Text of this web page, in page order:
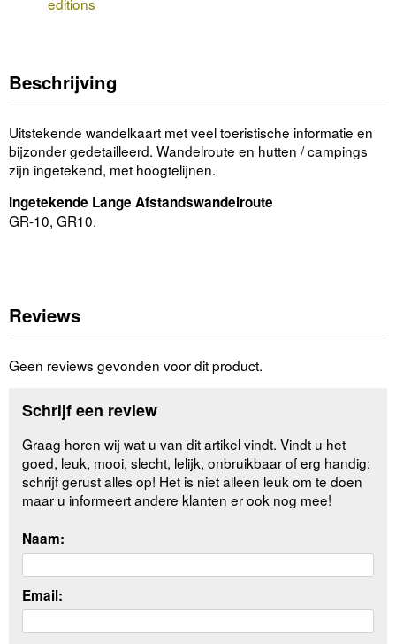
Beschrijving
Uitstekende wandelkaart met veel toeristische informatie en
bijzonder gedetailleerd. Wandelroute en hutten / campings
zijn ingetekend, met hoogtelijnen.
Ingetekende Lange Afstandswandelroute
GR-10, GR10.
Reviews
Geen reviews gevonden voor dit product.
Schrijf een review
Graag horen wij wat u van dit artikel vindt. Vindt u het
goed, leuk, mooi, slecht, lelijk, onbruikbaar of erg handig:
schrijf gerust alles op! Het is niet alleen leuk om te doen
maar u informeert andere klanten er ook nog mee!
Naam:
Email: